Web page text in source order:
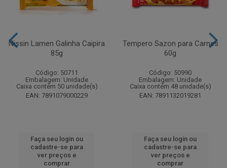
Nissin Lamen Galinha Caipira
85g
Código: 50711
Embalagem: Unidade
Caixa contém 50 unidade(s)
EAN: 7891079000229
Faça seu login ou
cadastre-se para
ver preços e
comprar
Tempero Sazon para Carnes
60g
Código: 50990
Embalagem: Unidade
Caixa contém 48 unidade(s)
EAN: 7891132019281
Faça seu login ou
cadastre-se para
ver preços e
comprar